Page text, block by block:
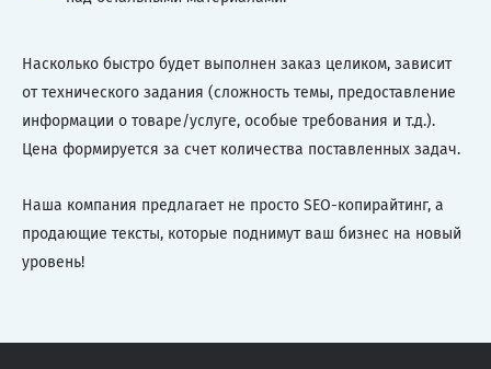
Насколько быстро будет выполнен заказ целиком, зависит
от технического задания (сложность темы, предоставление
информации о товаре/услуге, особые требования и т.д.).
Цена формируется за счет количества поставленных задач.
Наша компания предлагает не просто SEO-копирайтинг, а
продающие тексты, которые поднимут ваш бизнес на новый
уровень!